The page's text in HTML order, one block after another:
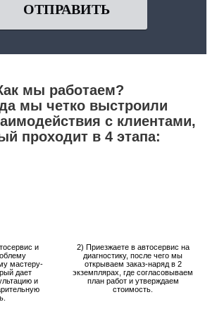
ОТПРАВИТЬ
мы работаем?
мы четко выстроили
с клиентами,
проходит в 4 этапа:
и
мастеру-
дает
и
2) Приезжаете в автосервис на
диагностику, после чего мы
открываем заказ-наряд в 2
экземплярах, где согласовываем
план работ и утверждаем
стоимость.